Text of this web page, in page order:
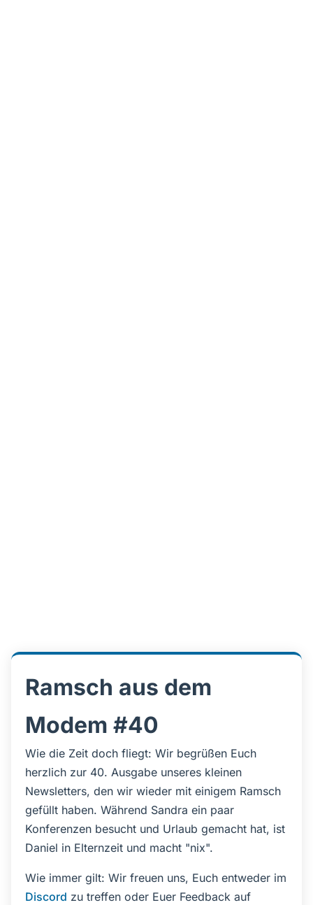
Ramsch aus dem
Modem #40
Wie die Zeit doch fliegt: Wir begrüßen Euch
herzlich zur 40. Ausgabe unseres kleinen
Newsletters, den wir wieder mit einigem Ramsch
gefüllt haben. Während Sandra ein paar
Konferenzen besucht und Urlaub gemacht hat, ist
Daniel in Elternzeit und macht "nix".
Wie immer gilt: Wir freuen uns, Euch entweder im
Discord zu treffen oder Euer Feedback auf